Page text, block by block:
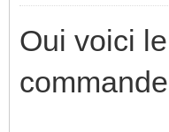
Oui voici